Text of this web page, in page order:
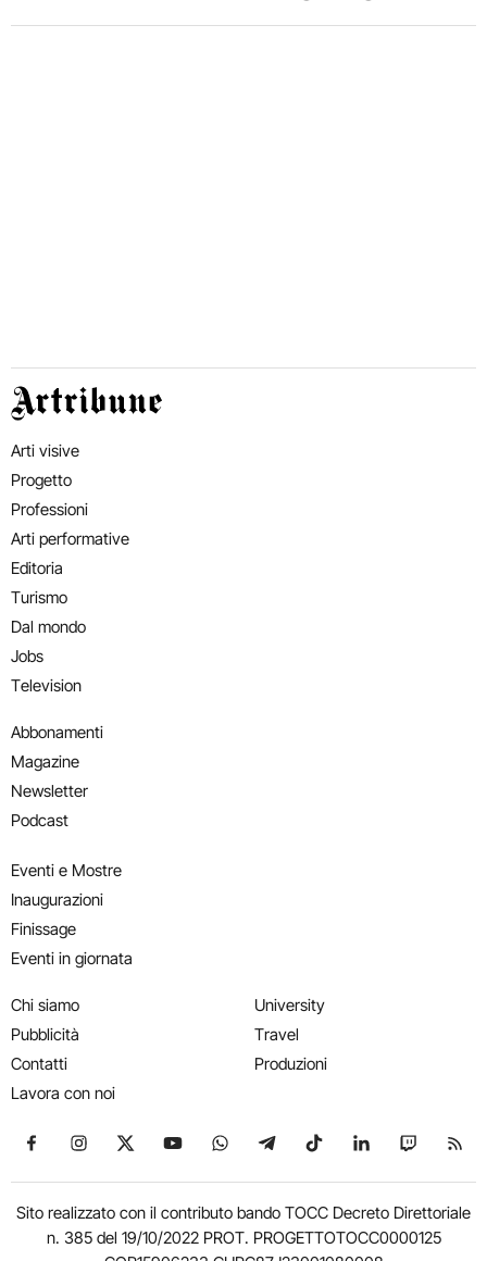
Artribune
Arti visive
Progetto
Professioni
Arti performative
Editoria
Turismo
Dal mondo
Jobs
Television
Abbonamenti
Magazine
Newsletter
Podcast
Eventi e Mostre
Inaugurazioni
Finissage
Eventi in giornata
Chi siamo
Pubblicità
Contatti
Lavora con noi
University
Travel
Produzioni
Seguici su Facebook
Seguici su Instagram
Seguici su X
Seguici su YouTube
Seguici su WhatsApp
Seguici su Telegram
Seguici su TikTok
Seguici su
Seguici
Sito realizzato con il contributo bando TOCC Decreto Direttoriale
n. 385 del 19/10/2022 PROT. PROGETTOTOCC0000125